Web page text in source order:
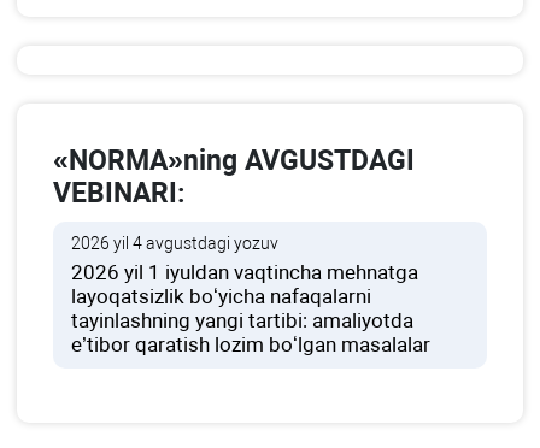
«NORMA»ning AVGUSTDAGI
VEBINARI:
2026 yil 4 avgustdagi yozuv
2026 yil 1 iyuldan vaqtincha mehnatga
layoqatsizlik boʻyicha nafaqalarni
tayinlashning yangi tartibi: amaliyotda
e’tibor qaratish lozim boʻlgan masalalar